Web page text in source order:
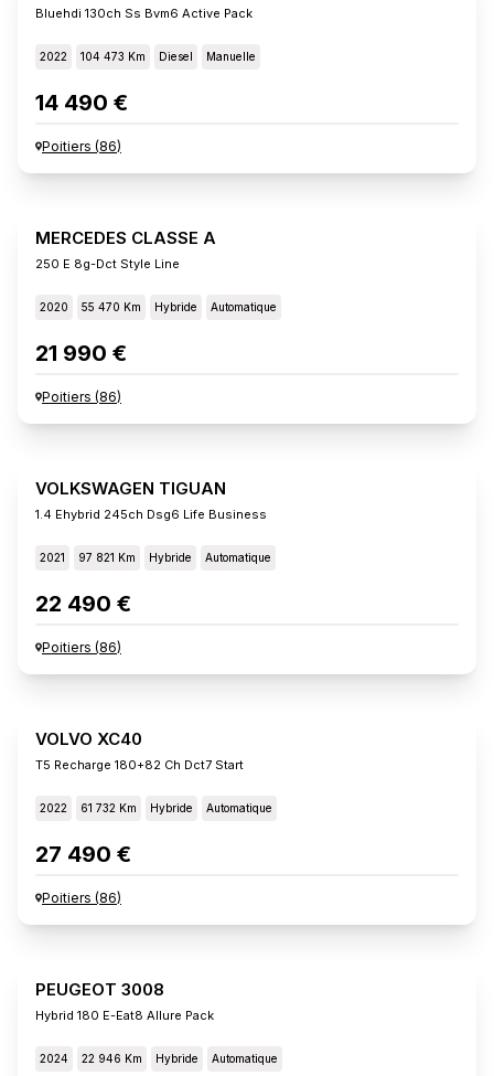
Bluehdi 130ch Ss Bvm6 Active Pack
2022 104 473 Km Diesel Manuelle
14 490 €
Poitiers (86)
MERCEDES CLASSE A
250 E 8g-Dct Style Line
2020 55 470 Km Hybride Automatique
21 990 €
Poitiers (86)
VOLKSWAGEN TIGUAN
1.4 Ehybrid 245ch Dsg6 Life Business
2021 97 821 Km Hybride Automatique
22 490 €
Poitiers (86)
VOLVO XC40
T5 Recharge 180+82 Ch Dct7 Start
2022 61 732 Km Hybride Automatique
27 490 €
Poitiers (86)
PEUGEOT 3008
Hybrid 180 E-Eat8 Allure Pack
2024 22 946 Km Hybride Automatique